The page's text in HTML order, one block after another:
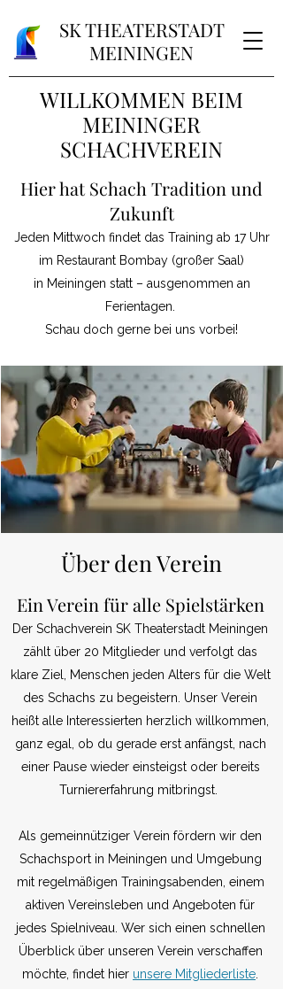
SK THEATERSTADT
MEININGEN
WILLKOMMEN BEIM
MEININGER
SCHACHVEREIN
Hier hat Schach Tradition und
Zukunft
Jeden Mittwoch findet das Training ab 17 Uhr
im Restaurant Bombay (großer Saal)
in Meiningen statt – ausgenommen an
Ferientagen.
Schau doch gerne bei uns vorbei!
Über den Verein
Ein Verein für alle Spielstärken
Der Schachverein SK Theaterstadt Meiningen
zählt über 20 Mitglieder und verfolgt das
klare Ziel, Menschen jeden Alters für die Welt
des Schachs zu begeistern. Unser Verein
heißt alle Interessierten herzlich willkommen,
ganz egal, ob du gerade erst anfängst, nach
einer Pause wieder einsteigst oder bereits
Turniererfahrung mitbringst.
Als gemeinnütziger Verein fördern wir den
Schachsport in Meiningen und Umgebung
mit regelmäßigen Trainingsabenden, einem
aktiven Vereinsleben und Angeboten für
jedes Spielniveau. Wer sich einen schnellen
Überblick über unseren Verein verschaffen
möchte, findet hier unsere Mitgliederliste